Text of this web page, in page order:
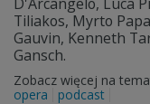
Tiliakos, Myrto
Gauvin, Kenneth
Gansch.
Zobacz więcej na
opera
podcast